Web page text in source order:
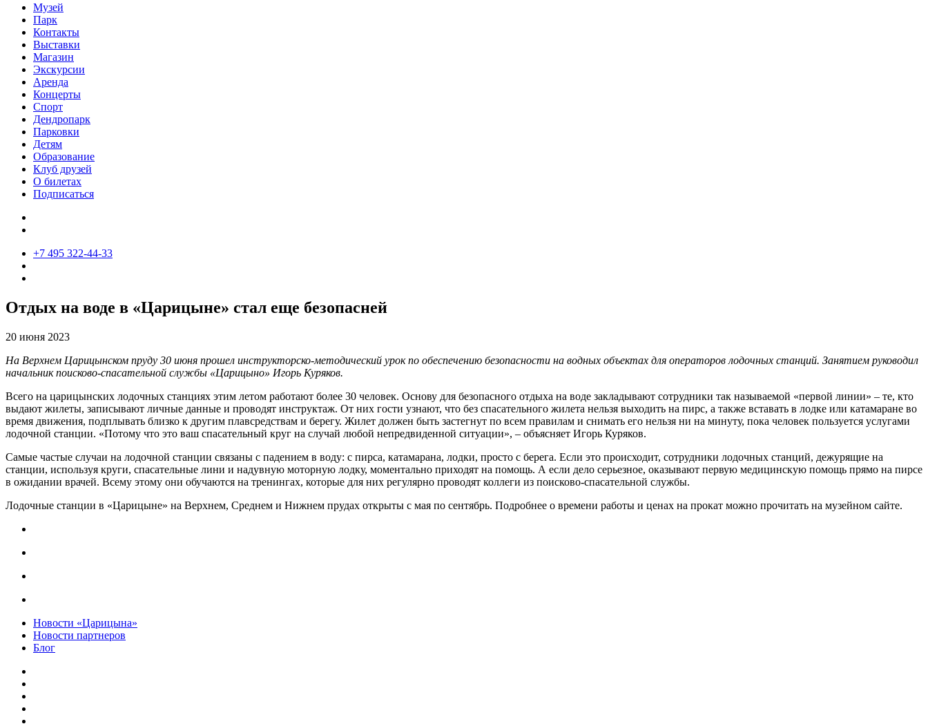
Музей
Парк
Контакты
Выставки
Магазин
Экскурсии
Аренда
Концерты
Спорт
Дендропарк
Парковки
Детям
Образование
Клуб друзей
О билетах
Подписаться
+7 495 322-44-33
Отдых на воде в «Царицыне» стал еще безопасней
20 июня 2023
На Верхнем Царицынском пруду 30 июня прошел инструкторско-методический урок по обеспечению безопасности на водных объектах для операторов лодочных станций. Занятием руководил
начальник поисково-спасательной службы «Царицыно» Игорь Куряков.
Всего на царицынских лодочных станциях этим летом работают более 30 человек. Основу для безопасного отдыха на воде закладывают сотрудники так называемой «первой линии» – те, кто
выдают жилеты, записывают личные данные и проводят инструктаж. От них гости узнают, что без спасательного жилета нельзя выходить на пирс, а также вставать в лодке или катамаране во
время движения, подплывать близко к другим плавсредствам и берегу. Жилет должен быть застегнут по всем правилам и снимать его нельзя ни на минуту, пока человек пользуется услугами
лодочной станции. «Потому что это ваш спасательный круг на случай любой непредвиденной ситуации», – объясняет Игорь Куряков.
Самые частые случаи на лодочной станции связаны с падением в воду: с пирса, катамарана, лодки, просто с берега. Если это происходит, сотрудники лодочных станций, дежурящие на
станции, используя круги, спасательные лини и надувную моторную лодку, моментально приходят на помощь. А если дело серьезное, оказывают первую медицинскую помощь прямо на пирсе
в ожидании врачей. Всему этому они обучаются на тренингах, которые для них регулярно проводят коллеги из поисково-спасательной службы.
Лодочные станции в «Царицыне» на Верхнем, Среднем и Нижнем прудах открыты с мая по сентябрь. Подробнее о времени работы и ценах на прокат можно прочитать на музейном сайте.
Новости «Царицына»
Новости партнеров
Блог